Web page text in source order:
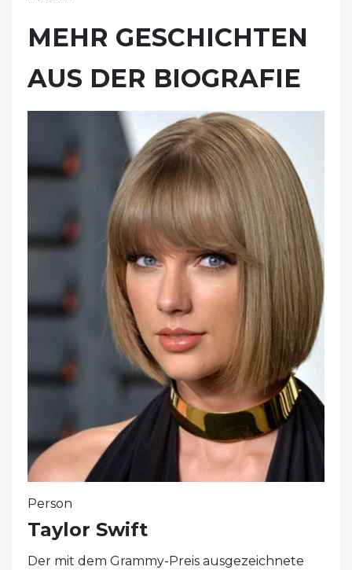
MEHR GESCHICHTEN
AUS DER BIOGRAFIE
Person
Taylor Swift
Der mit dem Grammy-Preis ausgezeichnete